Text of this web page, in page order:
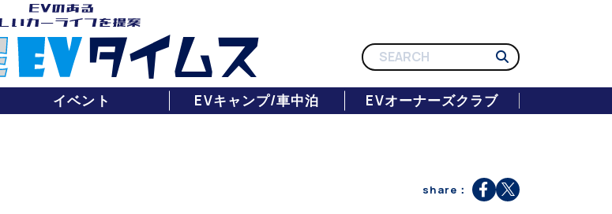
イベント EVキャンプ/車中泊 EVオーナーズクラブ
share：